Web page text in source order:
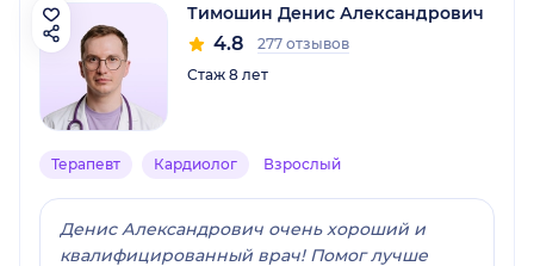
Тимошин Денис Александрович
4.8
277 отзывов
Стаж 8 лет
Терапевт Кардиолог Взрослый
Денис Александрович очень хороший и
квалифицированный врач! Помог лучше